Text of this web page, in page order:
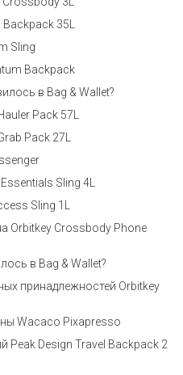
35L
Sling
Backpack
в Bag & Wallet?
Pack 57L
Pack 27L
Sling 4L
Sling 1L
Orbitkey Crossbody Phone
в Bag & Wallet?
принадлежностей Orbitkey
Wacaco Pixapresso
Peak Design Travel Backpack 2